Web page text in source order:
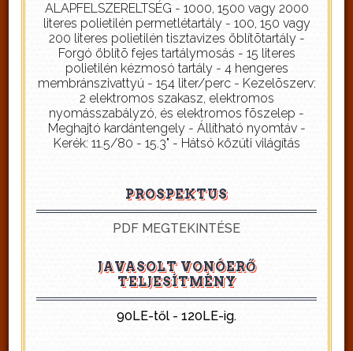
ALAPFELSZERELTSÉG - 1000, 1500 vagy 2000
literes polietilén permetlétartály - 100, 150 vagy
200 literes polietilén tisztavizes öblítõtartály -
Forgó öblítõ fejes tartálymosás - 15 literes
polietilén kézmosó tartály - 4 hengeres
membránszivattyú - 154 liter/perc - Kezelõszerv:
2 elektromos szakasz, elektromos
nyomásszabályzó, és elektromos fõszelep -
Meghajtó kardántengely - Állítható nyomtáv -
Kerék: 11.5/80 - 15.3" - Hátsó közúti világítás
PROSPEKTUS
PDF MEGTEKINTÉSE
JAVASOLT VONÓERŐ
TELJESÍTMÉNY
90LE-től - 120LE-ig.